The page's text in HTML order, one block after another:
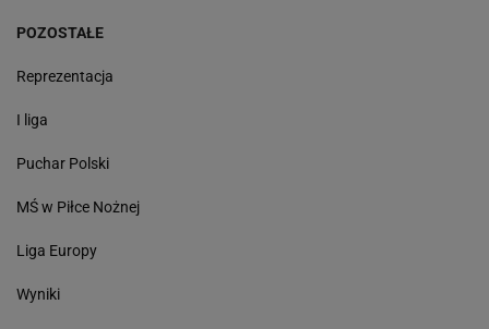
POZOSTAŁE
Reprezentacja
I liga
Puchar Polski
MŚ w Piłce Nożnej
Liga Europy
Wyniki